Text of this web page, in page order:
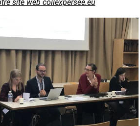
site web collexpersee.eu